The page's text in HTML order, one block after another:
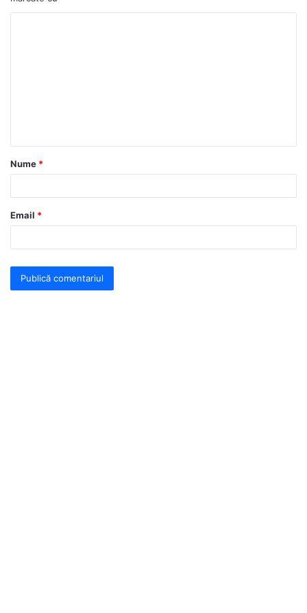
a
r
*
Nume *
Email *